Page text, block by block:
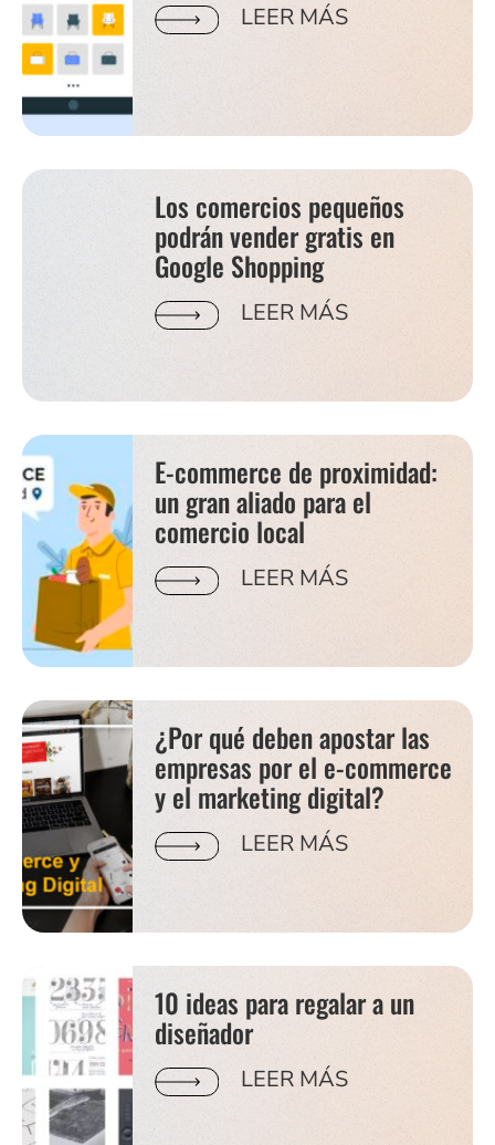
LEER MÁS
Los comercios pequeños
podrán vender gratis en
Google Shopping
LEER MÁS
E-commerce de proximidad:
un gran aliado para el
comercio local
LEER MÁS
¿Por qué deben apostar las
empresas por el e-commerce
y el marketing digital?
LEER MÁS
10 ideas para regalar a un
diseñador
LEER MÁS